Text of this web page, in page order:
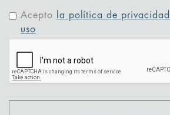
Acepto
la política de
uso